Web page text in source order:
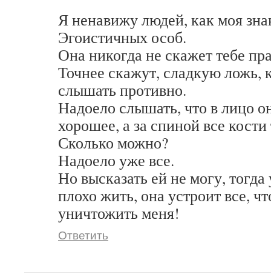
Я ненавижу людей, как моя
Эгоистичных особ.
Она никогда не скажет тебе
Точнее скажут, сладкую ложь,
слышать противно.
Надоело слышать, что в лицо
хорошее, а за спиной все
Сколько можно?
Надоело уже все.
Но высказать ей не могу,
плохо жить, она устроит все,
уничтожить меня!
Ответить